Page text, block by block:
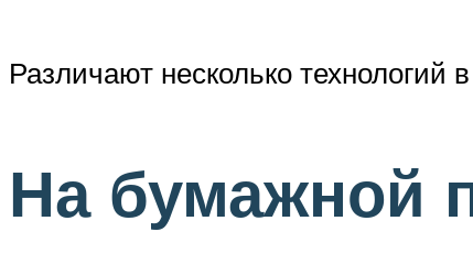
Различают несколько технологий
На бумажной